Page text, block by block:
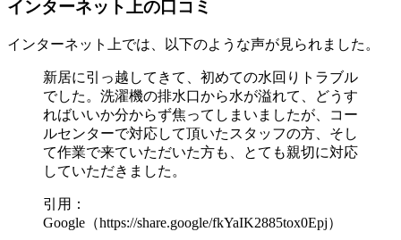
インターネット上の口コミ
インターネット上では、以下のような声が見られました。
新居に引っ越してきて、初めての水回りトラブル
でした。洗濯機の排水口から水が溢れて、どうす
ればいいか分からず焦ってしまいましたが、コー
ルセンターで対応して頂いたスタッフの方、そし
て作業で来ていただいた方も、とても親切に対応
していただきました。
引用：
Google（https://share.google/fkYaIK2885tox0Epj）